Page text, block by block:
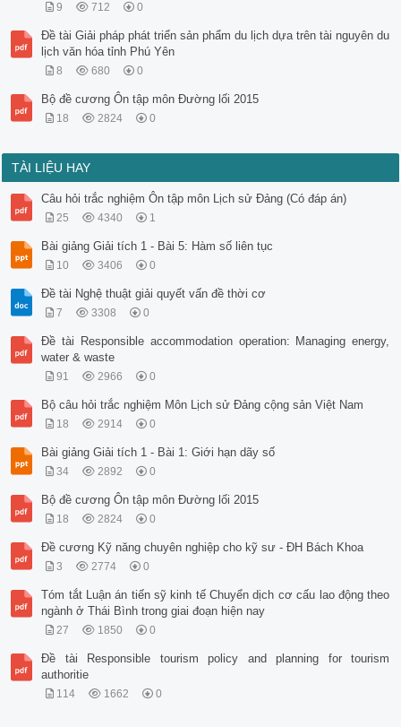
9 712 0
Đề tài Giải pháp phát triển sản phẩm du lịch dựa trên tài nguyên du
lịch văn hóa tỉnh Phú Yên
8 680 0
Bộ đề cương Ôn tập môn Đường lối 2015
18 2824 0
TÀI LIỆU HAY
Câu hỏi trắc nghiệm Ôn tập môn Lịch sử Đảng (Có đáp án)
25 4340 1
Bài giảng Giải tích 1 - Bài 5: Hàm số liên tục
10 3406 0
Đề tài Nghệ thuật giải quyết vấn đề thời cơ
7 3308 0
Đề tài Responsible accommodation operation: Managing energy,
water & waste
91 2966 0
Bộ câu hỏi trắc nghiệm Môn Lịch sử Đảng cộng sản Việt Nam
18 2914 0
Bài giảng Giải tích 1 - Bài 1: Giới hạn dãy số
34 2892 0
Bộ đề cương Ôn tập môn Đường lối 2015
18 2824 0
Đề cương Kỹ năng chuyên nghiệp cho kỹ sư - ĐH Bách Khoa
3 2774 0
Tóm tắt Luận án tiến sỹ kinh tế Chuyển dịch cơ cấu lao động theo
ngành ở Thái Bình trong giai đoạn hiện nay
27 1850 0
Đề tài Responsible tourism policy and planning for tourism
authoritie
114 1662 0